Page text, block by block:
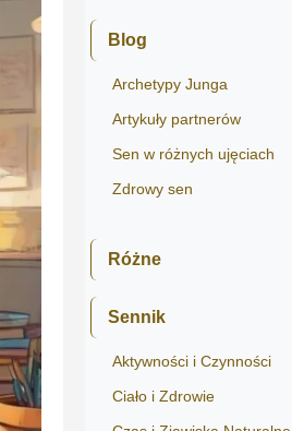
Blog
Archetypy Junga
Artykuły partnerów
Sen w różnych ujęciach
Zdrowy sen
Różne
Sennik
Aktywności i Czynności
Ciało i Zdrowie